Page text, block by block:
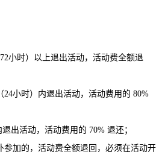
小时）以上退出活动，活动费全额退
24小时）内退出活动，活动费用的 80%
出活动，活动费用的 70% 退还；
参加的，活动费全额退回，必须在活动开